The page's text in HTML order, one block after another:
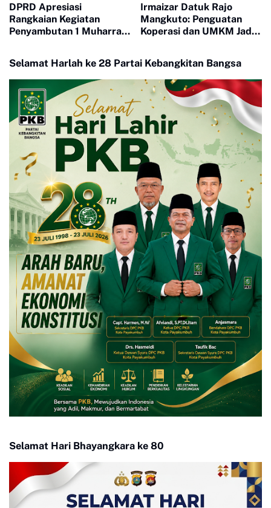
DPRD Apresiasi
Rangkaian Kegiatan
Penyambutan 1 Muharram
Irmaizar Datuk Rajo
Mangkuto: Penguatan
Koperasi dan UMKM Jadi
Selamat Harlah ke 28 Partai Kebangkitan Bangsa
Selamat Hari Bhayangkara ke 80